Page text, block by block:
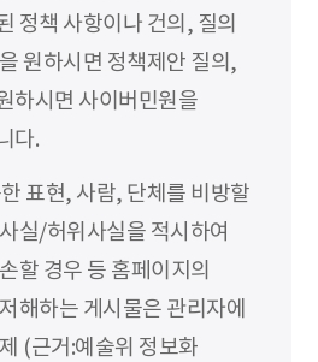
정책 사항이나 건의, 질의
원하시면 정책제안 질의,
하시면 사이버민원을
다.
표현, 사람, 단체를 비방할
실/허위사실을 적시하여
할 경우 등 홈페이지의
해하는 게시물은 관리자에
(근거:예술위 정보화